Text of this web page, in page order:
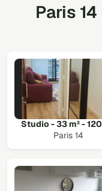
Paris
Studio - 33 m² -
Paris 14